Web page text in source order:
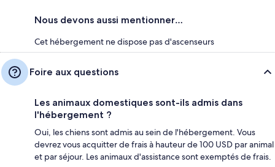
Nous devons aussi mentionner…
Cet hébergement ne dispose pas d'ascenseurs
Foire aux questions
Les animaux domestiques sont-ils admis dans
l'hébergement ?
Oui, les chiens sont admis au sein de l'hébergement. Vous
devrez vous acquitter de frais à hauteur de 100 USD par animal
et par séjour. Les animaux d'assistance sont exemptés de frais.